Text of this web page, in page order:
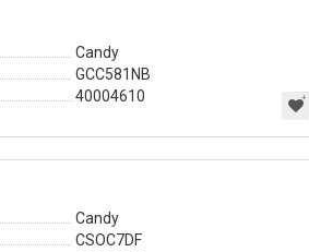
Candy
GCC581NB
40004610
Candy
CSOC7DF